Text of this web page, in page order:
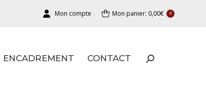
Mon compte Mon panier: 0,00€ 0
ENCADREMENT CONTACT